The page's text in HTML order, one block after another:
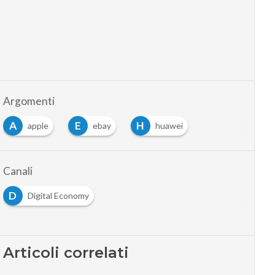
Argomenti
A
apple E ebay H huawei
Canali
D
Digital Economy
Articoli correlati